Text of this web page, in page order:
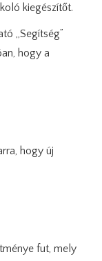
kiegészítőt.
„Segítség”
hogy a
hogy új
fut, mely